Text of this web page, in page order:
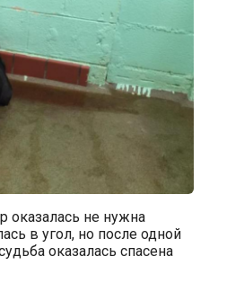
оказалась не нужна
в угол, но после одной
оказалась спасена